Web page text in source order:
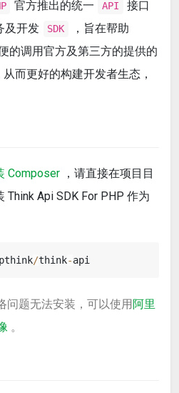
官方推出的统一 API
接口
及开发
SDK ，旨在帮助
的调用官方及第三方的提供的
而更好的构建开发者生态，
Composer ，请直接在项目目
Think Api SDK For PHP 作为
/think-
问题无法安装，可以使用阿里
。